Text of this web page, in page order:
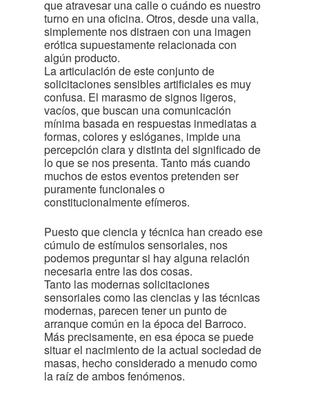
que atravesar una calle o cuándo es nuestro
turno en una oficina. Otros, desde una valla,
simplemente nos distraen con una imagen
erótica supuestamente relacionada con
algún producto.
La articulación de este conjunto de
solicitaciones sensibles artificiales es muy
confusa. El marasmo de signos ligeros,
vacíos, que buscan una comunicación
mínima basada en respuestas inmediatas a
formas, colores y eslóganes, impide una
percepción clara y distinta del significado de
lo que se nos presenta. Tanto más cuando
muchos de estos eventos pretenden ser
puramente funcionales o
constitucionalmente efímeros.
Puesto que ciencia y técnica han creado ese
cúmulo de estímulos sensoriales, nos
podemos preguntar si hay alguna relación
necesaria entre las dos cosas.
Tanto las modernas solicitaciones
sensoriales como las ciencias y las técnicas
modernas, parecen tener un punto de
arranque común en la época del Barroco.
Más precisamente, en esa época se puede
situar el nacimiento de la actual sociedad de
masas, hecho considerado a menudo como
la raíz de ambos fenómenos.